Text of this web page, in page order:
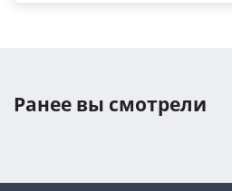
Ранее вы смотрели